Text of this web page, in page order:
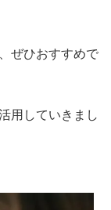
ぜひおすすめで
用していきまし